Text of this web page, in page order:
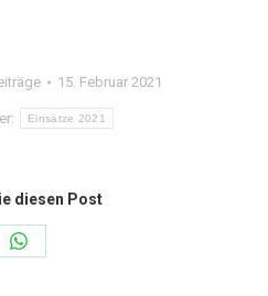
15. Februar 2021
Einsätze 2021
diesen Post
Share